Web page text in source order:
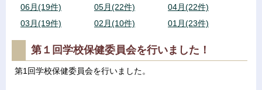
06月(19件)
05月(22件)
04月(22件)
03月(19件)
02月(10件) 01月(23件)
第１回学校保健委員会を行いました！
第1回学校保健委員会を行いました。